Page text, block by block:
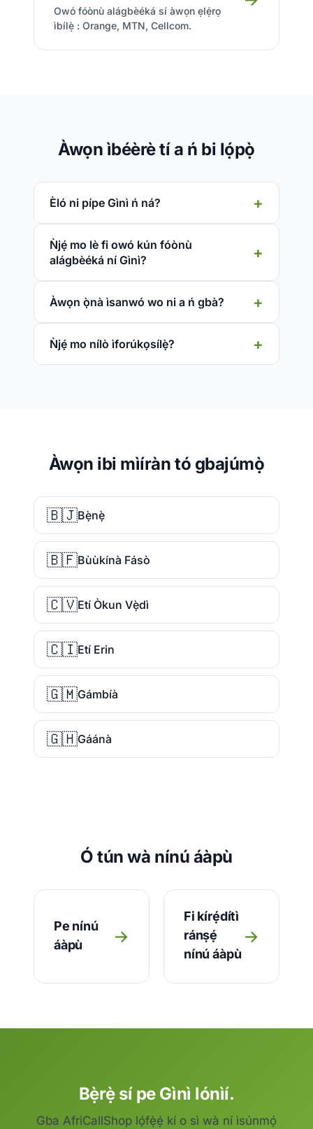
Owó fóònù alágbèéká sí àwọn ẹlẹ́rọ
ìbílẹ̀ : Orange, MTN, Cellcom.
Àwọn ìbéèrè tí a ń bi lọ́pọ̀
Èló ni pípe Gìnì ń ná?
Ǹjẹ́ mo lè fi owó kún fóònù
alágbèéká ní Gìnì?
Àwọn ọ̀nà ìsanwó wo ni a ń gbà?
Ǹjẹ́ mo nílò ìforúkọsílẹ̀?
Àwọn ibi mìíràn tó gbajúmọ̀
🇧🇯Bẹ̀nẹ̀
🇧🇫Bùùkínà Fásò
🇨🇻Etí Òkun Vẹ̀dì
🇨🇮Etí Erin
🇬🇲Gámbíà
🇬🇭Gáánà
Ó tún wà nínú áàpù
Pe nínú
áàpù
→
Fi kírẹ́dítì
ránṣẹ́
nínú áàpù
→
Bẹ̀rẹ̀ sí pe Gìnì lónìí.
Gba AfriCallShop lọ́fẹ̀ẹ́ kí o sì wà ní ìsúnmọ́